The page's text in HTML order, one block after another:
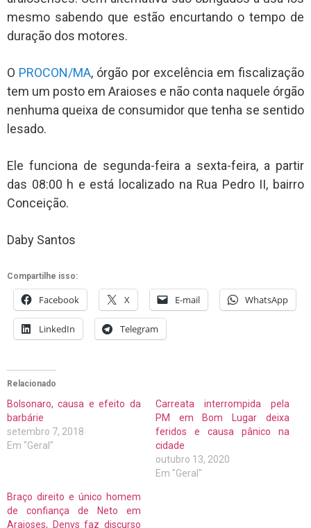
mesmo sabendo que estão encurtando o tempo de
duração dos motores.
O PROCON/MA, órgão por excelência em fiscalização
tem um posto em Araioses e não conta naquele órgão
nenhuma queixa de consumidor que tenha se sentido
lesado.
Ele funciona de segunda-feira a sexta-feira, a partir
das 08:00 h e está localizado na Rua Pedro II, bairro
Conceição.
Daby Santos
Compartilhe isso:
Facebook X E-mail WhatsApp
LinkedIn Telegram
Relacionado
Bolsonaro, causa e efeito da
barbárie
setembro 7, 2018
Em "Geral"
Carreata interrompida pela
PM em Bom Lugar deixa
feridos e causa pânico na
cidade
outubro 13, 2020
Em "Geral"
Braço direito e único homem
de confiança de Neto em
Araioses, Denys faz discurso